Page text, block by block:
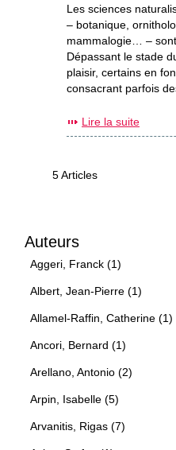
Les sciences
– botanique,
mammalogie… –
Dépassant le stade
plaisir, certains en
consacrant parfois
Lire la suite
5 Articles
Auteurs
Aggeri, Franck (1)
Albert, Jean-Pierre (1)
Allamel-Raffin, Catherine (1)
Ancori, Bernard (1)
Arellano, Antonio (2)
Arpin, Isabelle (5)
Arvanitis, Rigas (7)